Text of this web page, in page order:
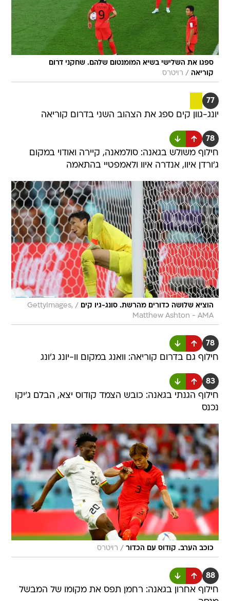
ספגו את השלישי בשיא המומנטום שלהם. שחקני דרום
קוריאה / רויטרס
77
יונג-גוון קים ספג את הצהוב השני בדרום קוריאה
78
חילוף משולש בגאנה: סולמאנה, קיירה ואודוי במקום
ג'ורדן איוו, אנדרה איוו ולאמפטיי בהתאמה
הוציא שלושה כדורים מהרשת. סונג-גיו קים /
GettyImages,
Matthew Ashton - AMA
78
חילוף גם בדרום קוריאה: וואנג במקום וו-יונג ג'ונג
83
חילוף הגנתי בגאנה: כובש הצמד קודוס יצא, הבלם ג'יקו
נכנס
כוכב הערב. קודוס עם הכדור / רויטרס
88
חילוף אחרון בגאנה: רחמן תפס את מקומו של המבשל